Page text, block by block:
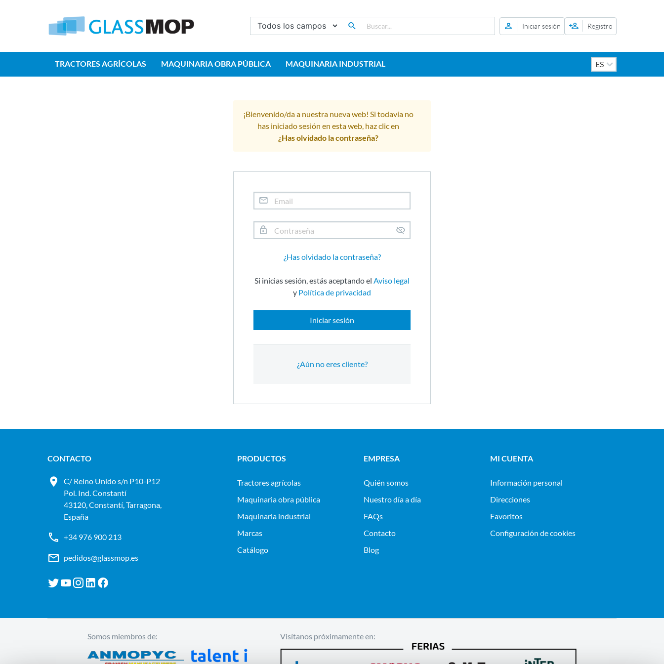
Iniciar sesión Registro
TRACTORES AGRÍCOLAS MAQUINARIA OBRA PÚBLICA MAQUINARIA INDUSTRIAL
¡Bienvenido/da a nuestra nueva web! Si todavía no
has iniciado sesión en esta web, haz clic en
¿Has olvidado la contraseña?
¿Has olvidado la contraseña?
Si inicias sesión, estás aceptando el Aviso legal
y Política de privacidad
Iniciar sesión
¿Aún no eres cliente?
CONTACTO
C/ Reino Unido s/n P10-P12
Pol. Ind. Constantí
43120, Constantí, Tarragona,
España
+34 976 900 213
pedidos@glassmop.es
PRODUCTOS
tractores agrícolas
maquinaria obra pública
maquinaria industrial
Marcas
Catálogo
EMPRESA
Quién somos
Nuestro día a día
FAQs
Contacto
Blog
MI CUENTA
Información personal
Direcciones
Favoritos
Configuración de cookies
Somos miembros de: Visítanos próximamente en: